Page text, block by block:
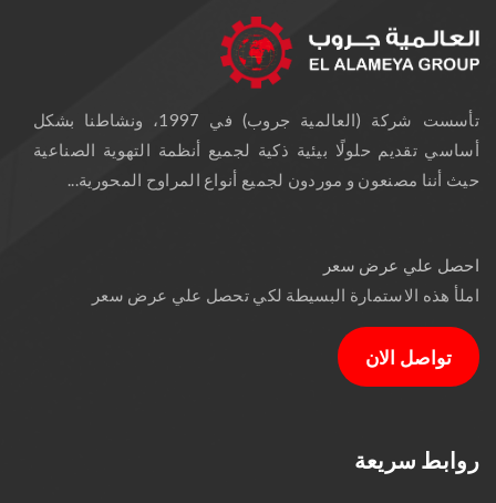
تأسست شركة (العالمية جروب) في 1997، ونشاطنا بشكل
أساسي تقديم حلولًا بيئية ذكية لجميع أنظمة التهوية الصناعية
حيث أننا مصنعون و موردون لجميع أنواع المراوح المحورية...
احصل علي عرض سعر
املأ هذه الاستمارة البسيطة لكي تحصل علي عرض سعر
تواصل الان
روابط سريعة